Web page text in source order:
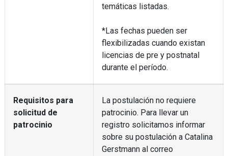
temáticas listadas.
*Las fechas pueden ser
flexibilizadas cuando existan
licencias de pre y postnatal
durante el período.
Requisitos para
solicitud de
patrocinio
La postulación no requiere
patrocinio. Para llevar un
registro solicitamos informar
sobre su postulación a Catalina
Gerstmann al correo